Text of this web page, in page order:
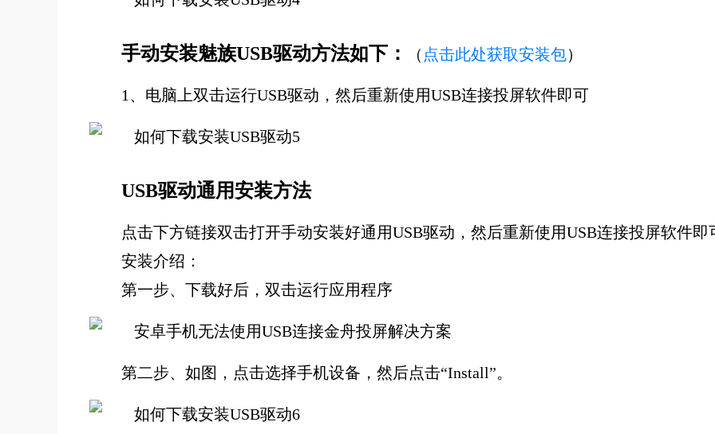
手动安装魅族USB驱动方法如下： （ 点击此处获取安装包）
1、电脑上双击运行USB驱动，然后重新使用USB连接投屏软件即可
USB驱动通用安装方法
点击下方链接双击打开手动安装好通用USB驱动，然后重新使用USB连接投屏软件即
安装介绍：
第一步、下载好后，双击运行应用程序
第二步、如图，点击选择手机设备，然后点击“Install”。